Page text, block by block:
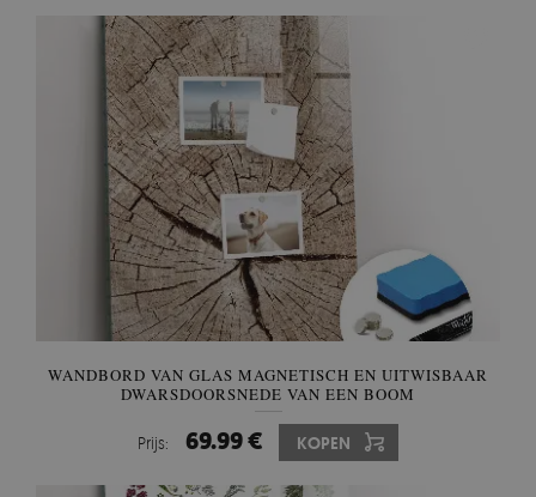
WANDBORD VAN GLAS MAGNETISCH EN UITWISBAAR
DWARSDOORSNEDE VAN EEN BOOM
Prijs: 69.99 € KOPEN